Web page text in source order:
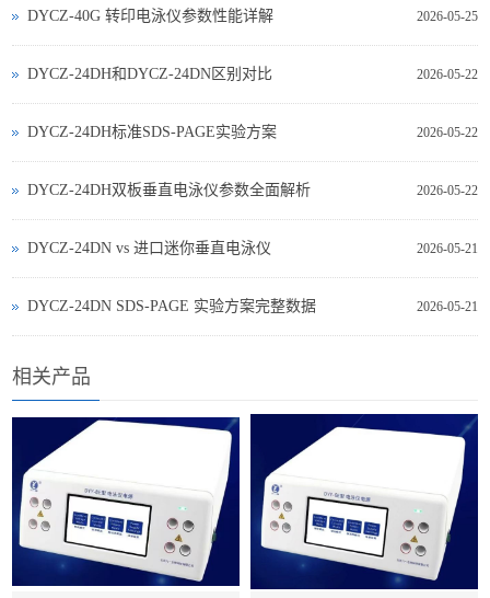
2026-05-25
DYCZ-40G 转印电泳仪参数性能详解
2026-05-22
DYCZ-24DH和DYCZ-24DN区别对比
2026-05-22
DYCZ-24DH标准SDS-PAGE实验方案
2026-05-22
DYCZ-24DH双板垂直电泳仪参数全面解析
2026-05-21
DYCZ‑24DN vs 进口迷你垂直电泳仪
2026-05-21
DYCZ‑24DN SDS‑PAGE 实验方案完整数据
相关产品